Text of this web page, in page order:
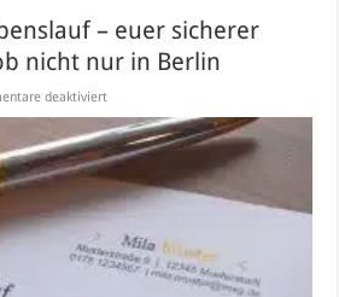
– euer sicherer
nicht nur in Berlin
deaktiviertfür
perfekte
Lebenslauf
–
sicherer
Weg
einem
Job
nicht